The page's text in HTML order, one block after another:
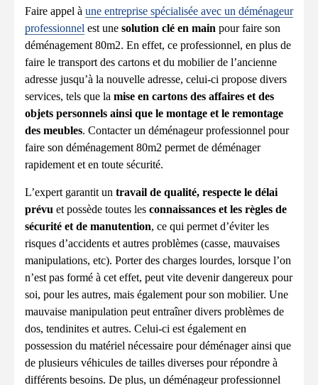
Faire appel à une entreprise spécialisée avec un déménageur
professionnel est une solution clé en main pour faire son
déménagement 80m2. En effet, ce professionnel, en plus de
faire le transport des cartons et du mobilier de l’ancienne
adresse jusqu’à la nouvelle adresse, celui-ci propose divers
services, tels que la mise en cartons des affaires et des
objets personnels ainsi que le montage et le remontage
des meubles. Contacter un déménageur professionnel pour
faire son déménagement 80m2 permet de déménager
rapidement et en toute sécurité.
L’expert garantit un travail de qualité, respecte le délai
prévu et possède toutes les connaissances et les règles de
sécurité et de manutention, ce qui permet d’éviter les
risques d’accidents et autres problèmes (casse, mauvaises
manipulations, etc). Porter des charges lourdes, lorsque l’on
n’est pas formé à cet effet, peut vite devenir dangereux pour
soi, pour les autres, mais également pour son mobilier. Une
mauvaise manipulation peut entraîner divers problèmes de
dos, tendinites et autres. Celui-ci est également en
possession du matériel nécessaire pour déménager ainsi que
de plusieurs véhicules de tailles diverses pour répondre à
différents besoins. De plus, un déménageur professionnel